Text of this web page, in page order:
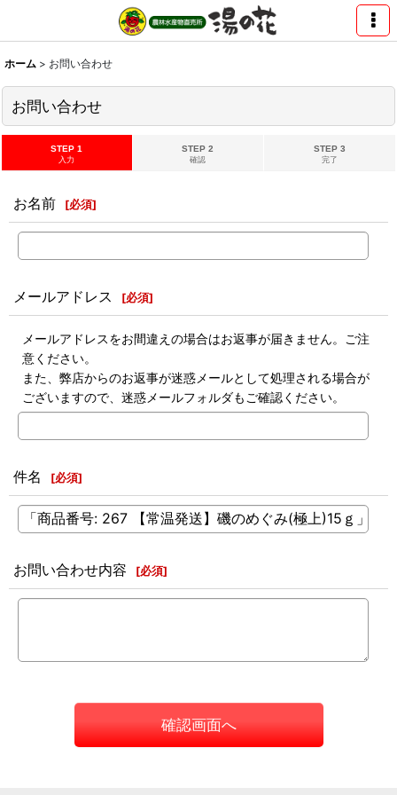
ホーム > お問い合わせ
お問い合わせ
STEP 1
入力
STEP 2
確認
STEP 3
完了
お名前 [必須]
メールアドレス [必須]
メールアドレスをお間違えの場合はお返事が届きません。ご注
意ください。
また、弊店からのお返事が迷惑メールとして処理される場合が
ございますので、迷惑メールフォルダもご確認ください。
件名 [必須]
お問い合わせ内容 [必須]
確認画面へ